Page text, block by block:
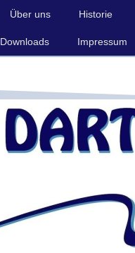
Über uns Historie
Downloads Impressum